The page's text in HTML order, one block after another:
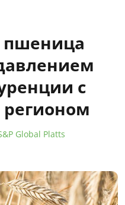
пшеница
с
Global Platts